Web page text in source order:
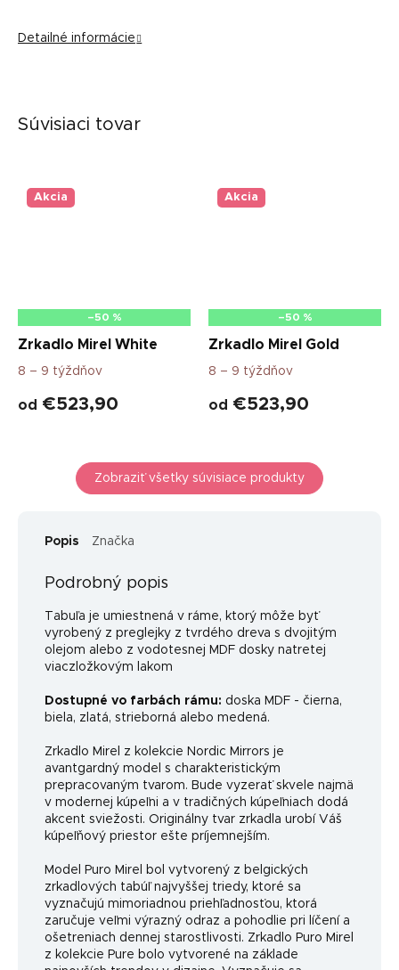
Detailné informácie
Súvisiaci tovar
Akcia
–50 %
Zrkadlo Mirel White
8 – 9 týždňov
od €523,90
Akcia
–50 %
Zrkadlo Mirel Gold
8 – 9 týždňov
od €523,90
Zobraziť všetky súvisiace produkty
Popis Značka
Podrobný popis
Tabuľa je umiestnená v ráme, ktorý môže byť
vyrobený z preglejky z tvrdého dreva s dvojitým
olejom alebo z vodotesnej MDF dosky natretej
viaczložkovým lakom
Dostupné vo farbách rámu: doska MDF - čierna,
biela, zlatá, strieborná alebo medená.
Zrkadlo Mirel z kolekcie Nordic Mirrors je
avantgardný model s charakteristickým
prepracovaným tvarom. Bude vyzerať skvele najmä
v modernej kúpeľni a v tradičných kúpeľniach dodá
akcent sviežosti. Originálny tvar zrkadla urobí Váš
kúpeľňový priestor ešte príjemnejším.
Model Puro Mirel bol vytvorený z belgických
zrkadlových tabúľ najvyššej triedy, ktoré sa
vyznačujú mimoriadnou priehľadnosťou, ktorá
zaručuje veľmi výrazný odraz a pohodlie pri líčení a
ošetreniach dennej starostlivosti. Zrkadlo Puro Mirel
z kolekcie Pure bolo vytvorené na základe